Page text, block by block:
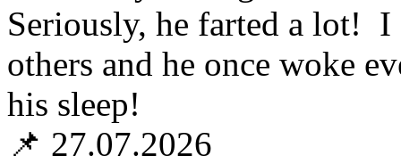
Seriously, he farted a lot!
others and he once woke
his sleep!
📌 27.07.2026